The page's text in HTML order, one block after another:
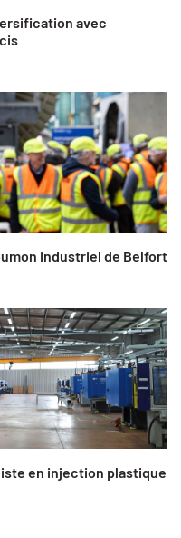
avec
industriel de Belfort
en injection plastique